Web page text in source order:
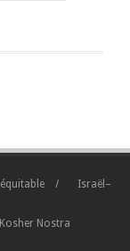
Israël–
Nostra